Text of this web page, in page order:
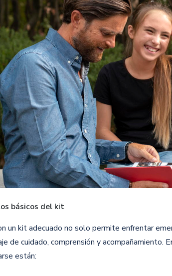
básicos del kit
un kit adecuado no solo permite enfrentar
de cuidado, comprensión y acompañamiento.
están: